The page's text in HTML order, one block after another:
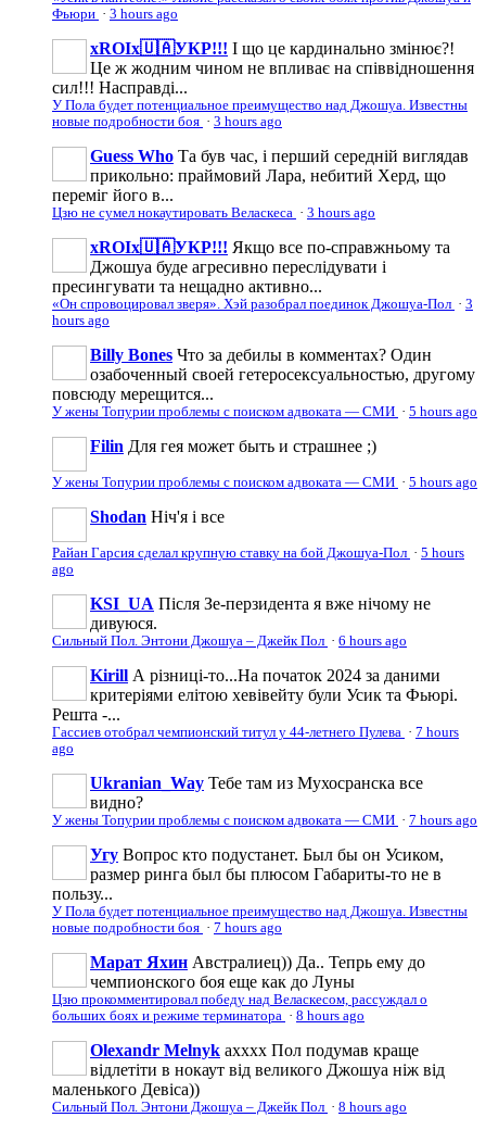
Фьюри · 3 hours ago
xROIx🇺🇦УКР!!! І що це кардинально змінює?!
Це ж жодним чином не впливає на співвідношення
сил!!! Насправді...
У Пола будет потенциальное преимущество над Джошуа. Известны
новые подробности боя · 3 hours ago
Guess Who Та був час, і перший середній виглядав
прикольно: праймовий Лара, небитий Херд, що
переміг його в...
Цзю не сумел нокаутировать Веласкеса · 3 hours ago
xROIx🇺🇦УКР!!! Якщо все по-справжньому та
Джошуа буде агресивно переслідувати і
пресингувати та нещадно активно...
«Он спровоцировал зверя». Хэй разобрал поединок Джошуа-Пол · 3
hours ago
Billy Bones Что за дебилы в комментах? Один
озабоченный своей гетеросексуальностью, другому
повсюду мерещится...
У жены Топурии проблемы с поиском адвоката — СМИ · 5 hours ago
Filin Для гея может быть и страшнее ;)
У жены Топурии проблемы с поиском адвоката — СМИ · 5 hours ago
Shodan Ніч'я і все
Райан Гарсия сделал крупную ставку на бой Джошуа-Пол · 5 hours
ago
KSI_UA Після Зе-перзидента я вже нічому не
дивуюся.
Сильный Пол. Энтони Джошуа – Джейк Пол · 6 hours ago
Kirill А різниці-то...На початок 2024 за даними
критеріями елітою хевівейту були Усик та Фьюрі.
Решта -...
Гассиев отобрал чемпионский титул у 44-летнего Пулева · 7 hours
ago
Ukranian_Way Тебе там из Мухосранска все
видно?
У жены Топурии проблемы с поиском адвоката — СМИ · 7 hours ago
Угу Вопрос кто подустанет. Был бы он Усиком,
размер ринга был бы плюсом Габариты-то не в
пользу...
У Пола будет потенциальное преимущество над Джошуа. Известны
новые подробности боя · 7 hours ago
Марат Яхин Австралиец)) Да.. Тепрь ему до
чемпионского боя еще как до Луны
Цзю прокомментировал победу над Веласкесом, рассуждал о
больших боях и режиме терминатора · 8 hours ago
Olexandr Melnyk ахххх Пол подумав краще
відлетіти в нокаут від великого Джошуа ніж від
маленького Девіса))
Сильный Пол. Энтони Джошуа – Джейк Пол · 8 hours ago